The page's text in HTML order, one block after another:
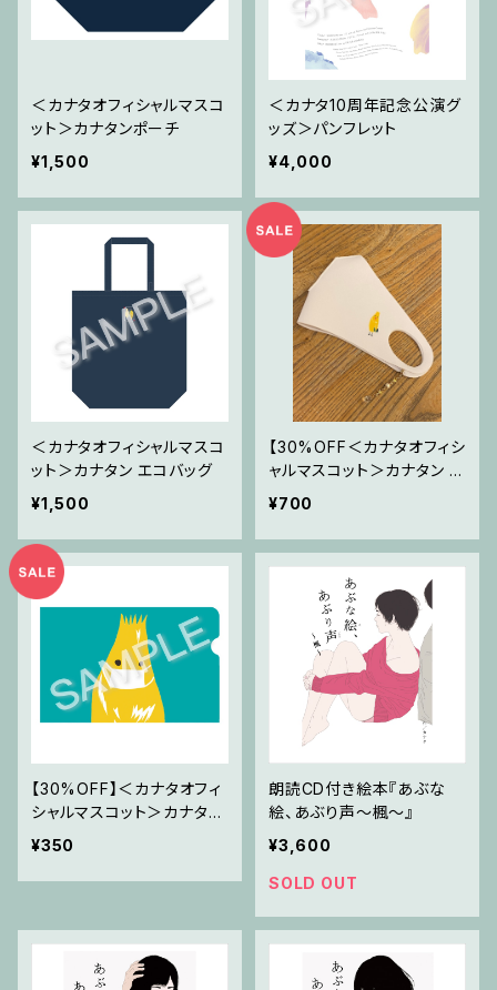
＜カナタオフィシャルマスコ
ット＞カナタンポーチ
¥1,500
＜カナタ10周年記念公演グ
ッズ＞パンフレット
¥4,000
＜カナタオフィシャルマスコ
ット＞カナタン エコバッグ
¥1,500
【30%OFF＜カナタオフィシ
ャルマスコット＞カナタン マ
スク
¥700
【30%OFF】＜カナタオフィ
シャルマスコット＞カナタン
マスクケース
¥350
朗読CD付き絵本『あぶな
絵、あぶり声～楓～』
¥3,600
SOLD OUT